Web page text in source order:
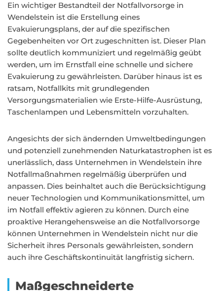
Ein wichtiger Bestandteil der Notfallvorsorge in
Wendelstein ist die Erstellung eines
Evakuierungsplans, der auf die spezifischen
Gegebenheiten vor Ort zugeschnitten ist. Dieser Plan
sollte deutlich kommuniziert und regelmäßig geübt
werden, um im Ernstfall eine schnelle und sichere
Evakuierung zu gewährleisten. Darüber hinaus ist es
ratsam, Notfallkits mit grundlegenden
Versorgungsmaterialien wie Erste-Hilfe-Ausrüstung,
Taschenlampen und Lebensmitteln vorzuhalten.
Angesichts der sich ändernden Umweltbedingungen
und potenziell zunehmenden Naturkatastrophen ist es
unerlässlich, dass Unternehmen in Wendelstein ihre
Notfallmaßnahmen regelmäßig überprüfen und
anpassen. Dies beinhaltet auch die Berücksichtigung
neuer Technologien und Kommunikationsmittel, um
im Notfall effektiv agieren zu können. Durch eine
proaktive Herangehensweise an die Notfallvorsorge
können Unternehmen in Wendelstein nicht nur die
Sicherheit ihres Personals gewährleisten, sondern
auch ihre Geschäftskontinuität langfristig sichern.
Maßgeschneiderte